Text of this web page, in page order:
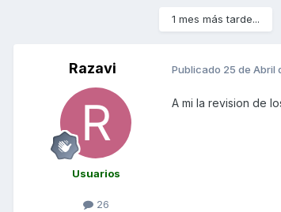
1 mes más tarde...
Razavi
Usuarios
26
Publicado 25 de Abril
A mi la revision de